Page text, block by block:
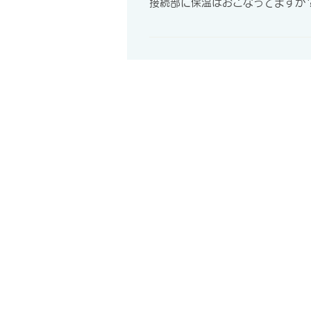
接続部に保温はおこなってますか